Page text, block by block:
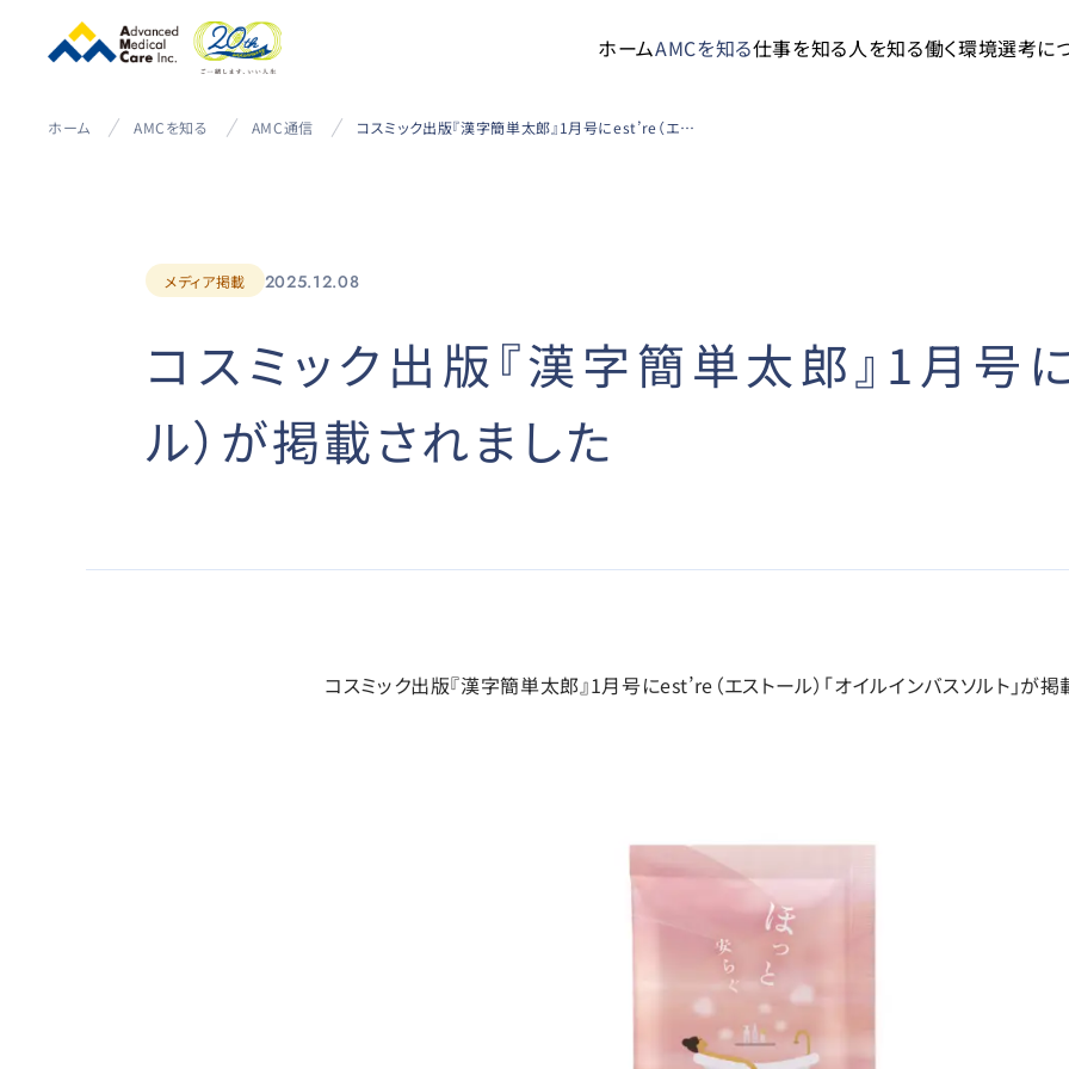
ホームAMCを知る仕事を知る人を知る働く環境選考に
ホーム AMCを知る AMC通信 コスミック出版『漢字簡単太郎』1月号にest’re（エストール）が掲載されました
メディア掲載 2025.12.08
コスミック出版『漢字簡単太郎』1月号
ル）が掲載されました
コスミック出版『漢字簡単太郎』1月号にest’re（エストール）「オイルインバスソルト」が掲